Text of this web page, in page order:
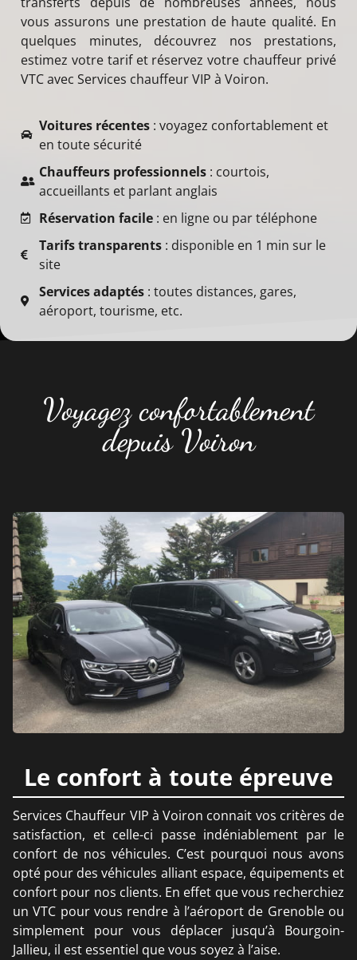
vous assurons une prestation de haute qualité. En
quelques minutes, découvrez nos prestations,
estimez votre tarif et réservez votre chauffeur privé
VTC avec Services chauffeur VIP à Voiron.
Voitures récentes: voyagez confortablement et
en toute sécurité
Chauffeurs professionnels: courtois,
accueillants et parlant anglais
Réservation facile: en ligne ou par téléphone
Tarifs transparents: disponible en 1 min sur le
site
Services adaptés: toutes distances, gares,
aéroport, tourisme, etc.
Voyagez confortablement
depuis Voiron
Le confort à toute épreuve
Services Chauffeur VIP à Voiron connait vos critères de
satisfaction, et celle-ci passe indéniablement par le
confort de nos véhicules. C’est pourquoi nous avons
opté pour des véhicules alliant espace, équipements et
confort pour nos clients. En effet que vous recherchiez
un VTC pour vous rendre à l’aéroport de Grenoble ou
simplement pour vous déplacer jusqu’à Bourgoin-
Jallieu, il est essentiel que vous soyez à l’aise.